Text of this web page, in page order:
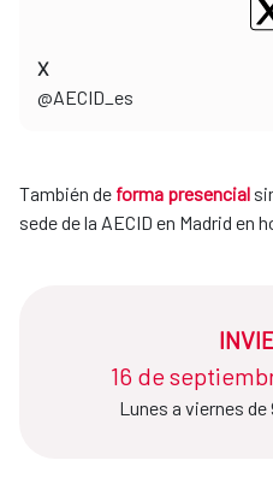
X
​​​​​​​@AECID_es
También de forma presencial
sede de la AECID en Madrid en
16 de
Lunes a viernes